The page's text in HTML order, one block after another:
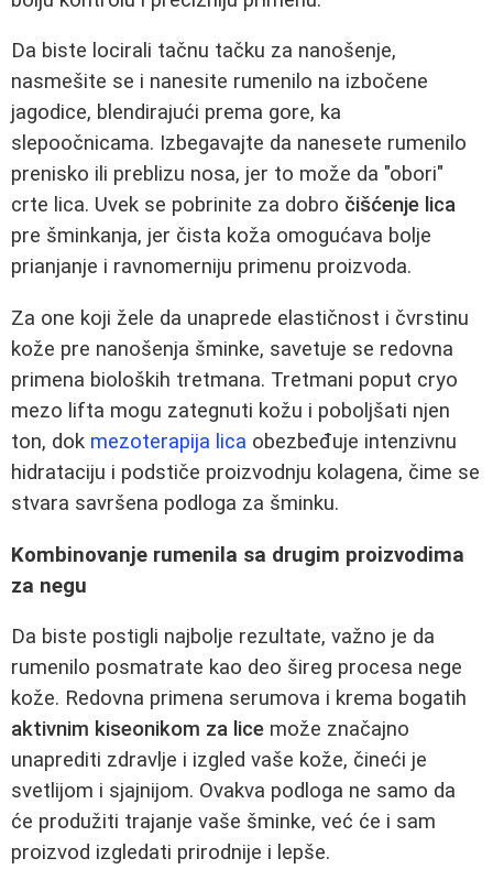
Da biste locirali tačnu tačku za nanošenje,
nasmešite se i nanesite rumenilo na izbočene
jagodice, blendirajući prema gore, ka
slepoočnicama. Izbegavajte da nanesete rumenilo
prenisko ili preblizu nosa, jer to može da "obori"
crte lica. Uvek se pobrinite za dobro čišćenje lica
pre šminkanja, jer čista koža omogućava bolje
prianjanje i ravnomerniju primenu proizvoda.
Za one koji žele da unaprede elastičnost i čvrstinu
kože pre nanošenja šminke, savetuje se redovna
primena bioloških tretmana. Tretmani poput cryo
mezo lifta mogu zategnuti kožu i poboljšati njen
ton, dok mezoterapija lica obezbeđuje intenzivnu
hidrataciju i podstiče proizvodnju kolagena, čime se
stvara savršena podloga za šminku.
Kombinovanje rumenila sa drugim proizvodima
za negu
Da biste postigli najbolje rezultate, važno je da
rumenilo posmatrate kao deo šireg procesa nege
kože. Redovna primena serumova i krema bogatih
aktivnim kiseonikom za lice može značajno
unaprediti zdravlje i izgled vaše kože, čineći je
svetlijom i sjajnijom. Ovakva podloga ne samo da
će produžiti trajanje vaše šminke, već će i sam
proizvod izgledati prirodnije i lepše.